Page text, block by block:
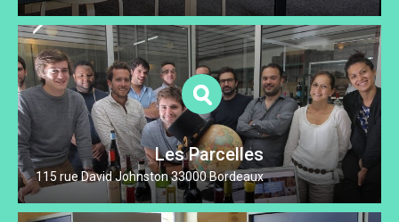
Les Parcelles
115 rue David Johnston 33000 Bordeaux